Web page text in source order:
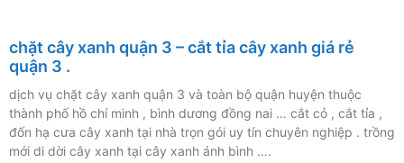
chặt cây xanh quận 3 – cắt tỉa cây xanh giá rẻ
quận 3 .
dịch vụ chặt cây xanh quận 3 và toàn bộ quận huyện thuộc
thành phố hồ chí minh , bình dương đồng nai … cắt cỏ , cắt tỉa ,
đốn hạ cưa cây xanh tại nhà trọn gói uy tín chuyên nghiệp . trồng
mới di dời cây xanh tại cây xanh ánh bình ….